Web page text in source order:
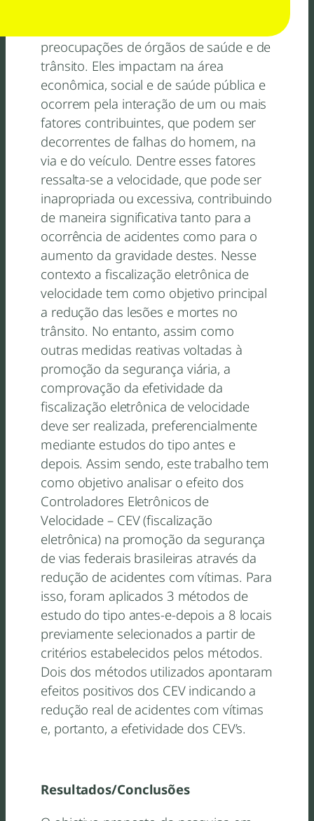
preocupações de órgãos de saúde e de
trânsito. Eles impactam na área
econômica, social e de saúde pública e
ocorrem pela interação de um ou mais
fatores contribuintes, que podem ser
decorrentes de falhas do homem, na
via e do veículo. Dentre esses fatores
ressalta-se a velocidade, que pode ser
inapropriada ou excessiva, contribuindo
de maneira significativa tanto para a
ocorrência de acidentes como para o
aumento da gravidade destes. Nesse
contexto a fiscalização eletrônica de
velocidade tem como objetivo principal
a redução das lesões e mortes no
trânsito. No entanto, assim como
outras medidas reativas voltadas à
promoção da segurança viária, a
comprovação da efetividade da
fiscalização eletrônica de velocidade
deve ser realizada, preferencialmente
mediante estudos do tipo antes e
depois. Assim sendo, este trabalho tem
como objetivo analisar o efeito dos
Controladores Eletrônicos de
Velocidade – CEV (fiscalização
eletrônica) na promoção da segurança
de vias federais brasileiras através da
redução de acidentes com vítimas. Para
isso, foram aplicados 3 métodos de
estudo do tipo antes-e-depois a 8 locais
previamente selecionados a partir de
critérios estabelecidos pelos métodos.
Dois dos métodos utilizados apontaram
efeitos positivos dos CEV indicando a
redução real de acidentes com vítimas
e, portanto, a efetividade dos CEV’s.
Resultados/Conclusões